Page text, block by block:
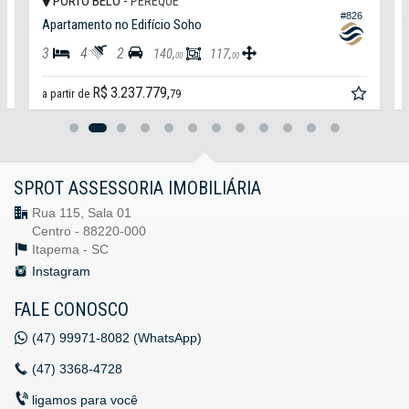
#826
Apartamento no Edifício Soho
3 4 2 140,00 117,00
a partir de R$ 3.237.779,79
SPROT ASSESSORIA IMOBILIÁRIA
Rua 115, Sala 01
Centro - 88220-000
Itapema - SC
Instagram
FALE CONOSCO
(47) 99971-8082 (WhatsApp)
(47) 3368-4728
ligamos para você